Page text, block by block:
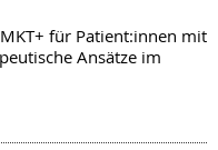
für Patient:innen mit
Ansätze im